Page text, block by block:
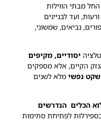
מבתי הווילות
ועד לבניינים
נביאים, שמשוני,
יסודיים, מקיפים
הקיים, אלא מספקים
שקט נפשימלא לשנים
הכלים הנדרשים
לפתיחת סתימות